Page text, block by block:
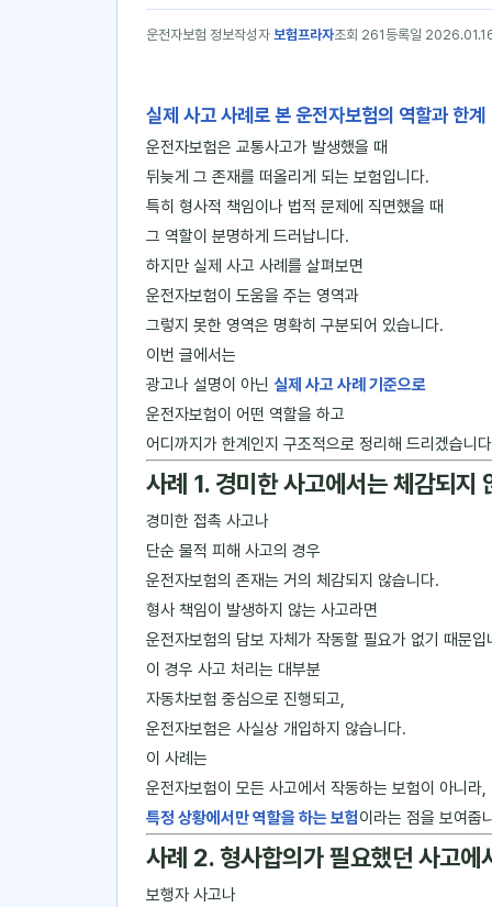
운전자보험 정보작성자 보험프라자조회 261 등록일
실제 사고 사례로 본 운전자보험의 역할과 한계
운전자보험은 교통사고가 발생했을 때
뒤늦게 그 존재를 떠올리게 되는 보험입니다.
특히 형사적 책임이나 법적 문제에 직면했을 때
그 역할이 분명하게 드러납니다.
하지만 실제 사고 사례를 살펴보면
운전자보험이 도움을 주는 영역과
그렇지 못한 영역은 명확히 구분되어 있습니다.
이번 글에서는
광고나 설명이 아닌 실제 사고 사례 기준으로
운전자보험이 어떤 역할을 하고
어디까지가 한계인지 구조적으로 정리해 드리겠습니
사례 1. 경미한 사고에서는 체감되지
경미한 접촉 사고나
단순 물적 피해 사고의 경우
운전자보험의 존재는 거의 체감되지 않습니다.
형사 책임이 발생하지 않는 사고라면
운전자보험의 담보 자체가 작동할 필요가 없기 때문입
이 경우 사고 처리는 대부분
자동차보험 중심으로 진행되고,
운전자보험은 사실상 개입하지 않습니다.
이 사례는
운전자보험이 모든 사고에서 작동하는 보험이 아니라,
특정 상황에서만 역할을 하는 보험이라는 점을 보여줍
사례 2. 형사합의가 필요했던 사고에
보행자 사고나